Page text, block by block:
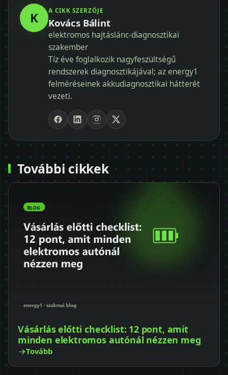
K A CIKK SZERZŐJE
Kovács Bálint
elektromos hajtáslánc-diagnosztikai
szakember
Tíz éve foglalkozik nagyfeszültségű
rendszerek diagnosztikájával; az energy1
felméréseinek akkudiagnosztikai hátterét
vezeti.
További cikkek
Vásárlás előtti checklist: 12 pont, amit
minden elektromos autónál nézzen meg
Tovább